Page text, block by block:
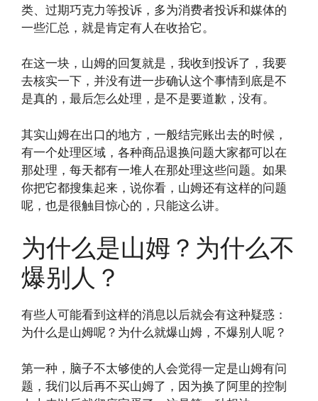
类、过期巧克力等投诉，多为消费者投诉和媒体的
一些汇总，就是肯定有人在收拾它。
在这一块，山姆的回复就是，我收到投诉了，我要
去核实一下，并没有进一步确认这个事情到底是不
是真的，最后怎么处理，是不是要道歉，没有。
其实山姆在出口的地方，一般结完账出去的时候，
有一个处理区域，各种商品退换问题大家都可以在
那处理，每天都有一堆人在那处理这些问题。如果
你把它都搜集起来，说你看，山姆还有这样的问题
呢，也是很触目惊心的，只能这么讲。
为什么是山姆？为什么不
爆别人？
有些人可能看到这样的消息以后就会有这种疑惑：
为什么是山姆呢？为什么就爆山姆，不爆别人呢？
第一种，脑子不太够使的人会觉得一定是山姆有问
题，我们以后再不买山姆了，因为换了阿里的控制